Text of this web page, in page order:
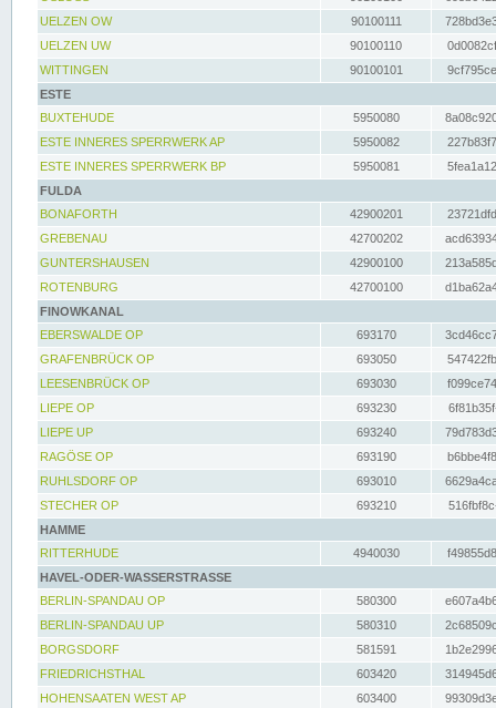
UELZEN OW
90100111
UELZEN UW
90100110
WITTINGEN
90100101
ESTE
BUXTEHUDE
5950080
ESTE INNERES SPERRWERK AP
5950082
ESTE INNERES SPERRWERK BP
5950081
FULDA
BONAFORTH
42900201
GREBENAU
42700202
GUNTERSHAUSEN
42900100
ROTENBURG
42700100
FINOWKANAL
EBERSWALDE OP
693170
GRAFENBRÜCK OP
693050
LEESENBRÜCK OP
693030
LIEPE OP
693230
LIEPE UP
693240
RAGÖSE OP
693190
RUHLSDORF OP
693010
STECHER OP
693210
HAMME
RITTERHUDE
4940030
HAVEL-ODER-WASSERSTRASSE
BERLIN-SPANDAU OP
580300
BERLIN-SPANDAU UP
580310
BORGSDORF
581591
FRIEDRICHSTHAL
603420
HOHENSAATEN WEST AP
603400